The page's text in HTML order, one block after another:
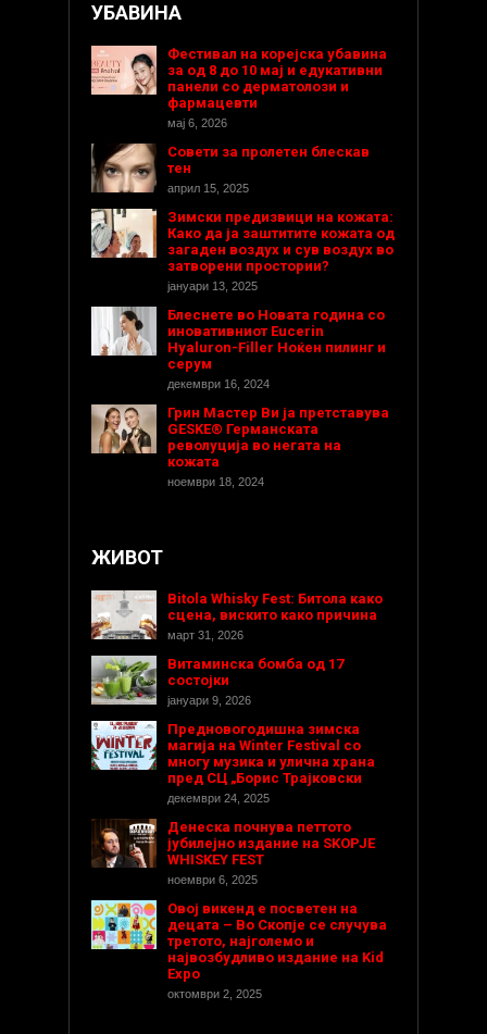
УБАВИНА
Фестивал на корејска убавина
за од 8 до 10 мај и едукативни
панели со дерматолози и
фармацевти
мај 6, 2026
Совети за пролетен блескав
тен
април 15, 2025
Зимски предизвици на кожата:
Како да ја заштитите кожата од
загаден воздух и сув воздух во
затворени простории?
јануари 13, 2025
Блеснете во Новата година со
иновативниот Eucerin
Hyaluron-Filler Ноќен пилинг и
серум
декември 16, 2024
Грин Мастер Ви ја претставува
GESKE® Германската
револуција во негата на
кожата
ноември 18, 2024
ЖИВОТ
Bitola Whisky Fest: Битола како
сцена, вискито како причина
март 31, 2026
Витаминска бомба од 17
состојки
јануари 9, 2026
Предновогодишнa зимска
магија на Winter Festival со
многу музика и улична храна
пред СЦ „Борис Трајковски
декември 24, 2025
Денеска почнува петтото
јубилејно издание на SKOPJE
WHISKEY FEST
ноември 6, 2025
Овој викенд е посветен на
децата – Во Скопје се случува
третото, најголемо и
највозбудливо издание на Kid
Expo
октомври 2, 2025